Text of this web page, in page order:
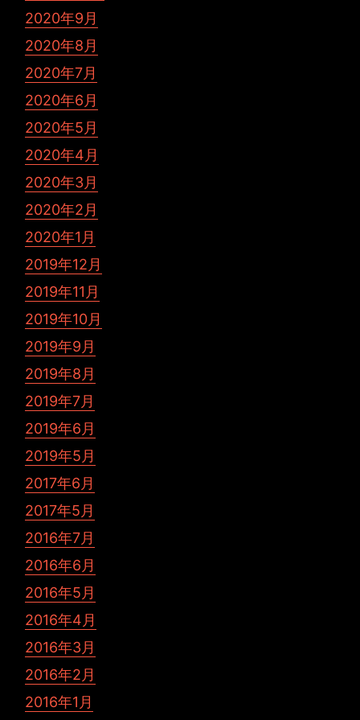
2020年9月
2020年8月
2020年7月
2020年6月
2020年5月
2020年4月
2020年3月
2020年2月
2020年1月
2019年12月
2019年11月
2019年10月
2019年9月
2019年8月
2019年7月
2019年6月
2019年5月
2017年6月
2017年5月
2016年7月
2016年6月
2016年5月
2016年4月
2016年3月
2016年2月
2016年1月